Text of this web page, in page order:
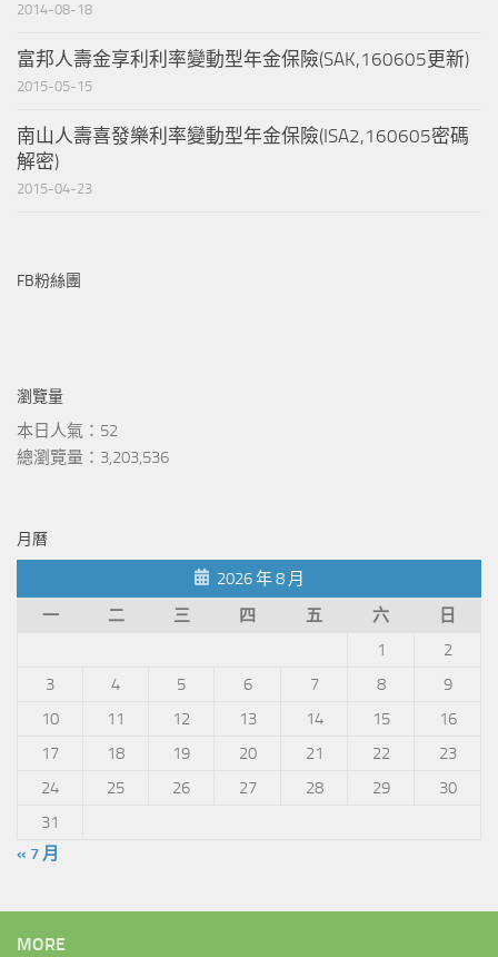
2014-08-18
富邦人壽金享利利率變動型年金保險(SAK,160605更新)
2015-05-15
南山人壽喜發樂利率變動型年金保險(ISA2,160605密碼
解密)
2015-04-23
FB粉絲團
瀏覽量
本日人氣：52
總瀏覽量：3,203,536
月曆
2026 年 8 月
一
二 三 四 五 六
日
1
2
3
4 5 6 7 8
9
10
11 12 13 14 15
16
17
18 19 20 21 22
23
24
25 26 27 28 29
30
31
« 7 月
MORE